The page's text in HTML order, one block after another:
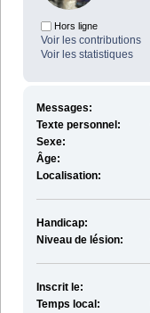
Hors ligne
Voir les contributions
Voir les statistiques
Messages:
Texte personnel:
Sexe:
Âge:
Localisation:
Handicap:
Niveau de lésion:
Inscrit le:
Temps local: